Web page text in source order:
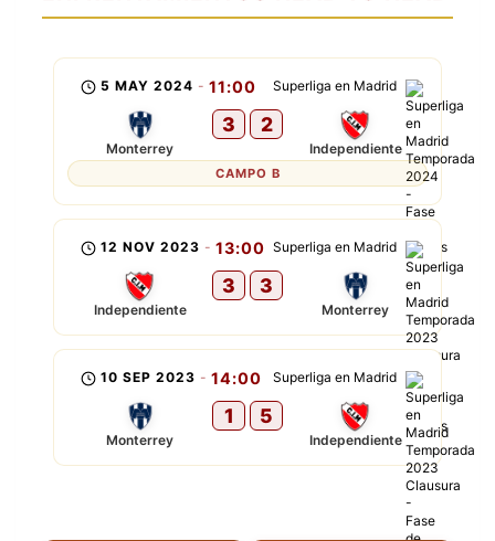
Superliga en Madrid
5 MAY 2024 - 11:00
Monterrey
3 2
Independiente
CAMPO B
Superliga en Madrid
12 NOV 2023 - 13:00
Independiente
3 3
Monterrey
Superliga en Madrid
10 SEP 2023 - 14:00
Monterrey
1 5
Independiente